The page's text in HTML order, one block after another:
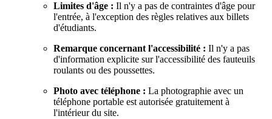
Limites d'âge : Il n'y a pas de contraintes d'âge pour
l'entrée, à l'exception des règles relatives aux billets
d'étudiants.
Remarque concernant l'accessibilité : Il n'y a pas
d'information explicite sur l'accessibilité des fauteuils
roulants ou des poussettes.
Photo avec téléphone : La photographie avec un
téléphone portable est autorisée gratuitement à
l'intérieur du site.